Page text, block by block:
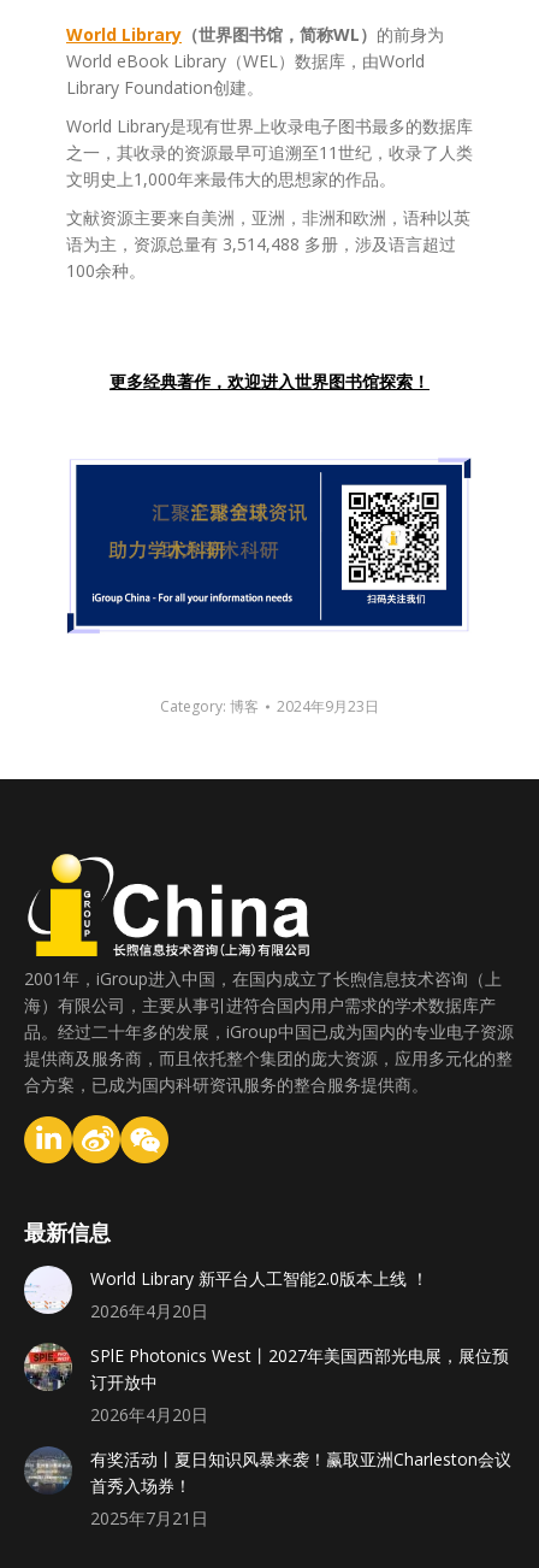
World Library （世界图书馆，简称WL） 的前身为
World eBook Library（WEL）数据库，由World
Library Foundation创建。
World Library是现有世界上收录电子图书最多的数据库
之一，其收录的资源最早可追溯至11世纪，收录了人类
文明史上1,000年来最伟大的思想家的作品。
文献资源主要来自美洲，亚洲，非洲和欧洲，语种以英
语为主，资源总量有 3,514,488 多册，涉及语言超过
100余种。
更多经典著作，欢迎进入世界图书馆探索！
Category: 博客 2024年9月23日
2001年，iGroup进入中国，在国内成立了长煦信息技术咨询（上
海）有限公司，主要从事引进符合国内用户需求的学术数据库产
品。经过二十年多的发展，iGroup中国已成为国内的专业电子资源
提供商及服务商，而且依托整个集团的庞大资源，应用多元化的整
合方案，已成为国内科研资讯服务的整合服务提供商。
最新信息
World Library 新平台人工智能2.0版本上线 ！
2026年4月20日
SPlE Photonics West丨2027年美国西部光电展，展位预
订开放中
2026年4月20日
有奖活动丨夏日知识风暴来袭！赢取亚洲Charleston会议
首秀入场券！
2025年7月21日